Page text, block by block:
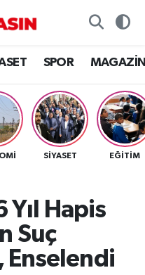
SPOR
SİYASET EĞITIM
Yıl Hapis
Suç
Enselendi